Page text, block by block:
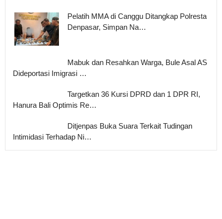
Pelatih MMA di Canggu Ditangkap Polresta
Denpasar, Simpan Na…
Mabuk dan Resahkan Warga, Bule Asal AS
Dideportasi Imigrasi …
Targetkan 36 Kursi DPRD dan 1 DPR RI,
Hanura Bali Optimis Re…
Ditjenpas Buka Suara Terkait Tudingan
Intimidasi Terhadap Ni…